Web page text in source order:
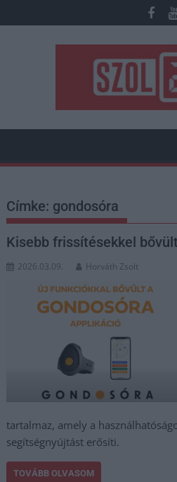
to
Címke: gondosóra
Kisebb frissítésekkel
2026.03.09. Horváth Zsolt
tartalmaz, amely a
segítségnyújtást erősíti.
TOVÁBB OLVASOM